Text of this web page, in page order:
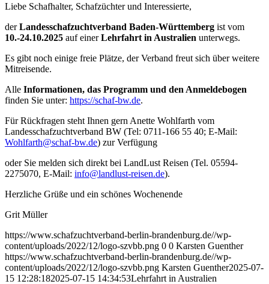
Liebe Schafhalter, Schafzüchter und Interessierte,
derLandesschafzuchtverband Baden-Württemberg ist vom
10.-24.10.2025 auf einerLehrfahrt in Australien unterwegs.
Es gibt noch einige freie Plätze, der Verband freut sich über weitere
Mitreisende.
Alle Informationen, das Programm und den Anmeldebogen
finden Sie unter: https://schaf-bw.de.
Für Rückfragen steht Ihnen gern Anette Wohlfarth vom
Landesschafzuchtverband BW (Tel: 0711-166 55 40; E-Mail:
Wohlfarth@schaf-bw.de) zur Verfügung
oder Sie melden sich direkt bei LandLust Reisen (Tel. 05594-
2275070, E-Mail: info@landlust-reisen.de).
Herzliche Grüße und ein schönes Wochenende
Grit Müller
https://www.schafzuchtverband-berlin-brandenburg.de//wp-
content/uploads/2022/12/logo-szvbb.png 0 0 Karsten Guenther
https://www.schafzuchtverband-berlin-brandenburg.de//wp-
content/uploads/2022/12/logo-szvbb.png Karsten Guenther2025-07-
15 12:28:182025-07-15 14:34:53Lehrfahrt in Australien